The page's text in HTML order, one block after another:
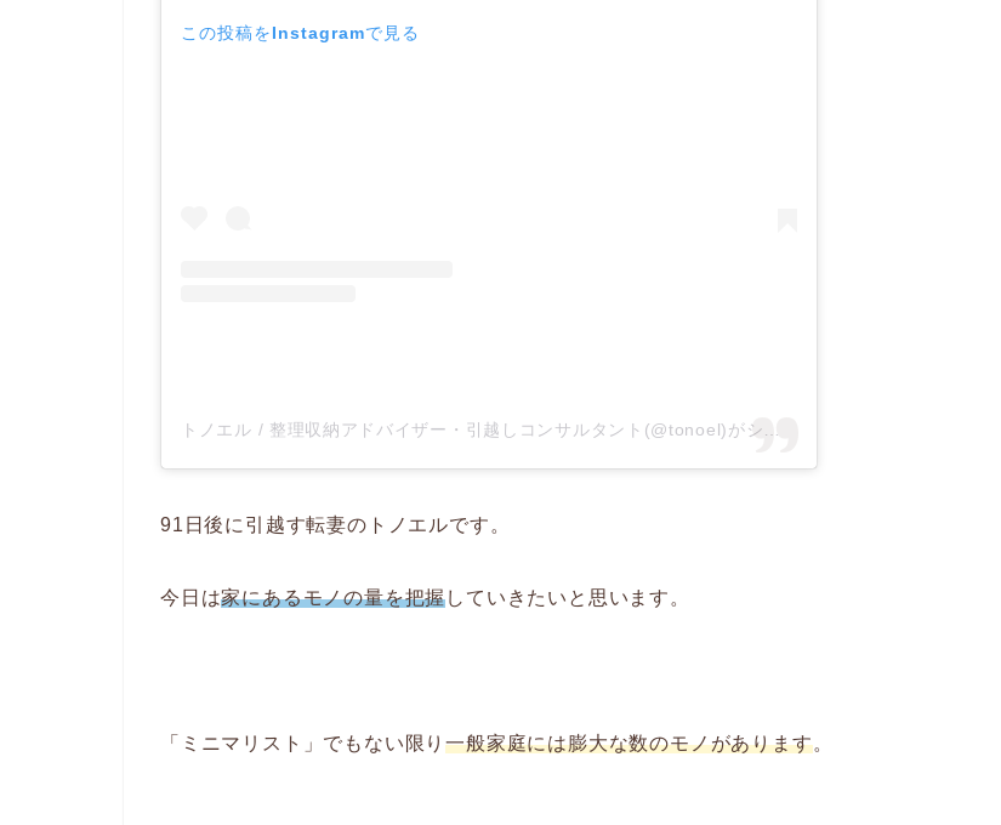
この投稿をInstagramで見る
91日後に引越す転妻のトノエルです。
今日は家にあるモノの量を把握していきたいと思います。
「ミニマリスト」でもない限り一般家庭には膨大な数のモノがあります。